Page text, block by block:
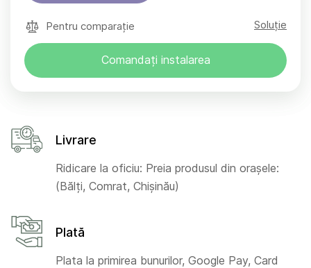
Pentru comparație Soluție
Comandați instalarea
Livrare
Ridicare la oficiu: Preia produsul din orașele:
(Bălți, Comrat, Chișinău)
Plată
Plata la primirea bunurilor, Google Pay, Card